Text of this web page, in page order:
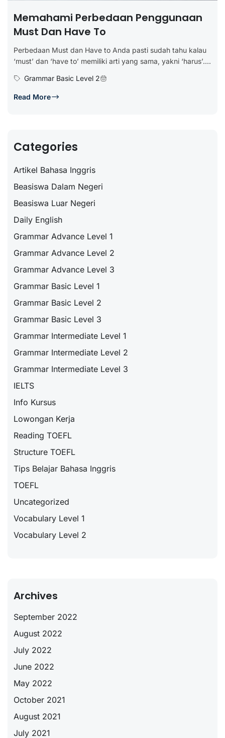
Memahami Perbedaan Penggunaan
Must Dan Have To
Perbedaan Must dan Have to Anda pasti sudah tahu kalau
‘must’ dan ‘have to’ memiliki arti yang sama, yakni ‘harus’....
Grammar Basic Level 2
Read More
Categories
Artikel Bahasa Inggris
Beasiswa Dalam Negeri
Beasiswa Luar Negeri
Daily English
Grammar Advance Level 1
Grammar Advance Level 2
Grammar Advance Level 3
Grammar Basic Level 1
Grammar Basic Level 2
Grammar Basic Level 3
Grammar Intermediate Level 1
Grammar Intermediate Level 2
Grammar Intermediate Level 3
IELTS
Info Kursus
Lowongan Kerja
Reading TOEFL
Structure TOEFL
Tips Belajar Bahasa Inggris
TOEFL
Uncategorized
Vocabulary Level 1
Vocabulary Level 2
Archives
September 2022
August 2022
July 2022
June 2022
May 2022
October 2021
August 2021
July 2021